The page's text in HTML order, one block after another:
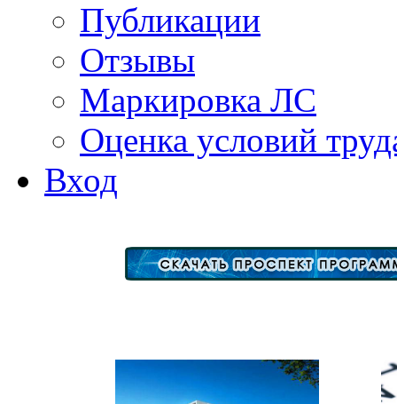
Публикации
Отзывы
Маркировка ЛС
Оценка условий
Вход